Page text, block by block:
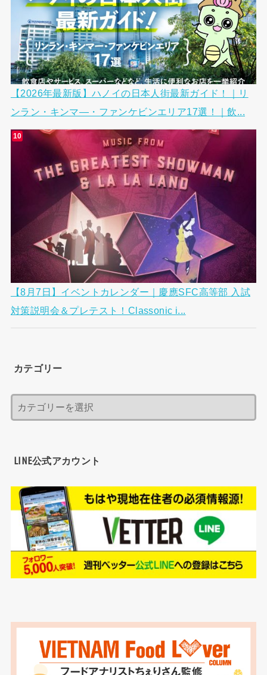
【2026年最新版】ハノイの日本人街最新ガイド！｜リ
ンラン・キンマ―・ファンケビンエリア17選！｜飲...
【8月7日】イベントカレンダー｜慶應SFC高等部 入試
対策説明会＆プレテスト！Classonic i...
カテゴリー
LINE公式アカウント